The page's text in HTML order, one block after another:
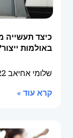
כיצד תעשייה
באולמות
שלומי אחיאב22
קרא עוד »